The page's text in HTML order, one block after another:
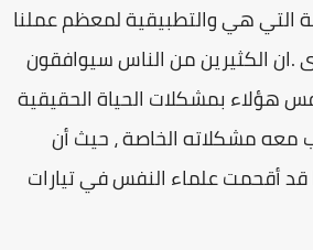
التي هي والتطبيقية لمعظم عملنا
.ان الكثيرين من الناس سيوافقون
هؤلاء بمشكلات الحياة الحقيقية
معه مشكلاته الخاصة ، حيث أن
أقحمت علماء النفس في تيارات